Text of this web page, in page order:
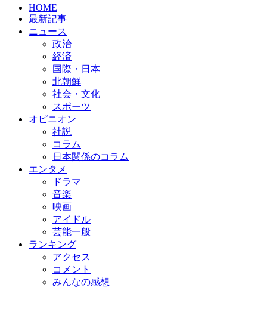
HOME
最新記事
ニュース
政治
経済
国際・日本
北朝鮮
社会・文化
スポーツ
オピニオン
社説
コラム
日本関係のコラム
エンタメ
ドラマ
音楽
映画
アイドル
芸能一般
ランキング
アクセス
コメント
みんなの感想